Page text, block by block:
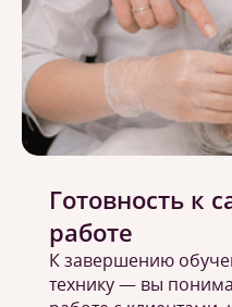
Готовность к
работе
К завершению
технику — вы